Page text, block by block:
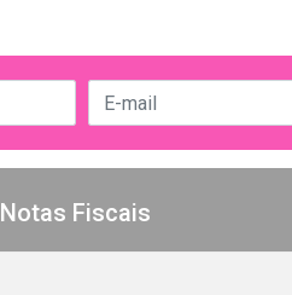
Notas Fiscais